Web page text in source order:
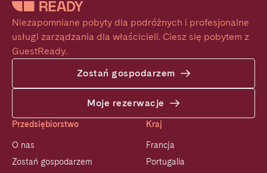
Niezapomniane pobyty dla podróżnych i profesjonalne
usługi zarządzania dla właścicieli. Ciesz się pobytem z
GuestReady.
Zostań gospodarzem
Moje rezerwacje
Przedsiębiorstwo
O nas
Zostań gospodarzem
Kraj
Francja
Portugalia